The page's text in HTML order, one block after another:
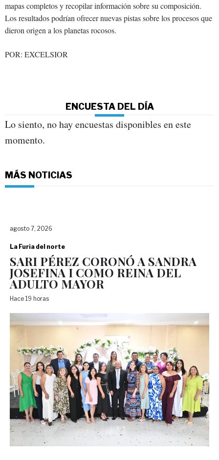
mapas completos y recopilar información sobre su composición.
Los resultados podrían ofrecer nuevas pistas sobre los procesos que
dieron origen a los planetas rocosos.
POR: EXCELSIOR
ENCUESTA DEL DÍA
Lo siento, no hay encuestas disponibles en este
momento.
MÁS NOTICIAS
agosto 7, 2026
La Furia del norte
SARI PÉREZ CORONÓ A SANDRA
JOSEFINA I COMO REINA DEL
ADULTO MAYOR
Hace 19 horas